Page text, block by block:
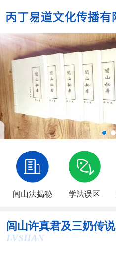
闾山法揭秘 学法误区
闾山许真君及三奶传说
LVSHAN